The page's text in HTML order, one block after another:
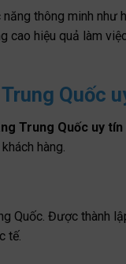
thông minh như
cao hiệu quả làm
Quốc
Trung Quốc uy tín
hàng.
Quốc. Được thành
tế.